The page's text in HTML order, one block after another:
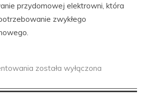
przydomowej elektrowni, która
zwykłego
została wyłączona